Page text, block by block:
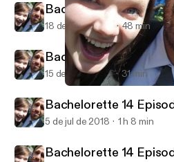
Razmandi Reality Recap
Bachelorette 14
18 de jul de 2018 48 min
Bachelorette 14
15 de jul de 2018 31 min
Bachelorette 14
5 de jul de 2018 1 h 8 min
Bachelorette 14